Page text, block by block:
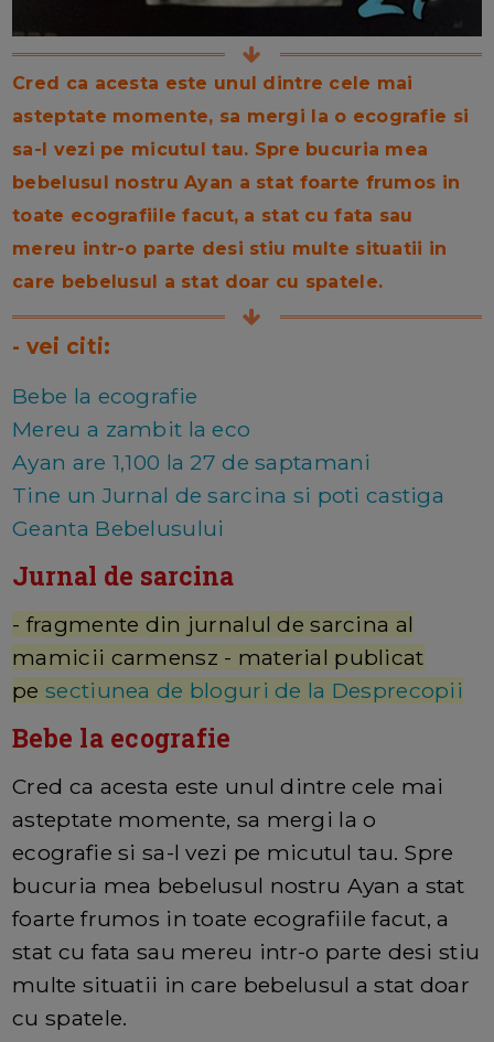
Cred ca acesta este unul dintre cele mai
asteptate momente, sa mergi la o ecografie si
sa-l vezi pe micutul tau. Spre bucuria mea
bebelusul nostru Ayan a stat foarte frumos in
toate ecografiile facut, a stat cu fata sau
mereu intr-o parte desi stiu multe situatii in
care bebelusul a stat doar cu spatele.
- vei citi:
Bebe la ecografie
Mereu a zambit la eco
Ayan are 1,100 la 27 de saptamani
Tine un Jurnal de sarcina si poti castiga
Geanta Bebelusului
Jurnal de sarcina
- fragmente din jurnalul de sarcina al
mamicii carmensz - material publicat
pesectiunea de bloguri de la Desprecopii
Bebe la ecografie
Cred ca acesta este unul dintre cele mai
asteptate momente, sa mergi la o
ecografie si sa-l vezi pe micutul tau. Spre
bucuria mea bebelusul nostru Ayan a stat
foarte frumos in toate ecografiile facut, a
stat cu fata sau mereu intr-o parte desi stiu
multe situatii in care bebelusul a stat doar
cu spatele.